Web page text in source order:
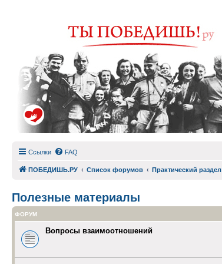
Ссылки FAQ
ПОБЕДИШЬ.РУ Список форумов Практический раздел
Полезные материалы
ФОРУМ
Вопросы взаимоотношений